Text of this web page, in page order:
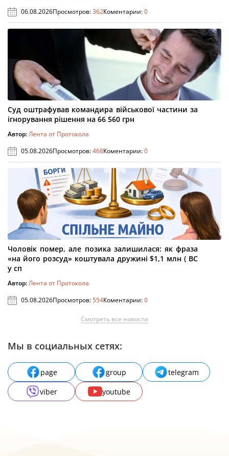
06.08.2026Просмотров:362Коментарии:0
Суд оштрафував командира військової частини за
ігнорування рішення на 66 560 грн
Автор:Лента от Протокола
05.08.2026Просмотров:468Коментарии:0
Чоловік помер, але позика залишилася: як фраза
«на його розсуд» коштувала дружині $1,1 млн ( ВС
у сп
Автор:Лента от Протокола
05.08.2026Просмотров:554Коментарии:0
Смотреть все новости
Мы в социальных сетях:
page group
telegram
viber
youtube